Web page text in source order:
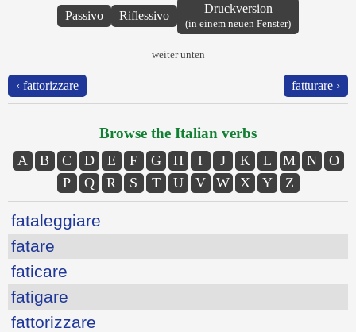
Passivo Riflessivo
Druckversion
(in einem neuen Fenster)
weiter unten
‹ fattorizzare fatturare ›
Browse the Italian verbs
A B C D E F G H I J K L M N
O
P
Q R S T U V W X Y Z
fataleggiare
fatare
faticare
fatigare
fattorizzare